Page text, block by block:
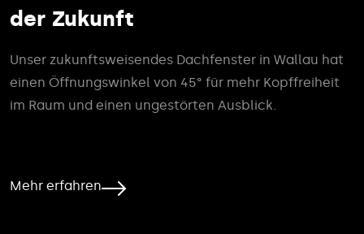
der Zukunft
Unser zukunftsweisendes Dachfenster in Wallau hat
einen Öffnungswinkel von 45° für mehr Kopffreiheit
im Raum und einen ungestörten Ausblick.
Mehr erfahren